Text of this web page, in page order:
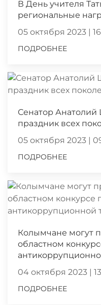
В День учителя
региональные
05 октября 2023 |
ПОДРОБНЕЕ
Сенатор Анатолий
праздник всех
05 октября 2023 |
ПОДРОБНЕЕ
Колымчане могут
областном
04 октября 2023 |
ПОДРОБНЕЕ